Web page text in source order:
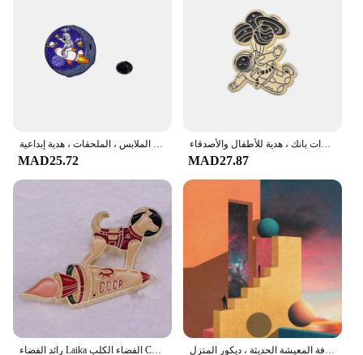
MAD25.72
دبابيس من المينا لرائد الفضاء ، مخصص ، دبابيس نظام شمسي ممتاز ، شارات طية صدر السترة ، مجوهرات بانك ، هدية للأطفال والأصدقاء
MAD27.87